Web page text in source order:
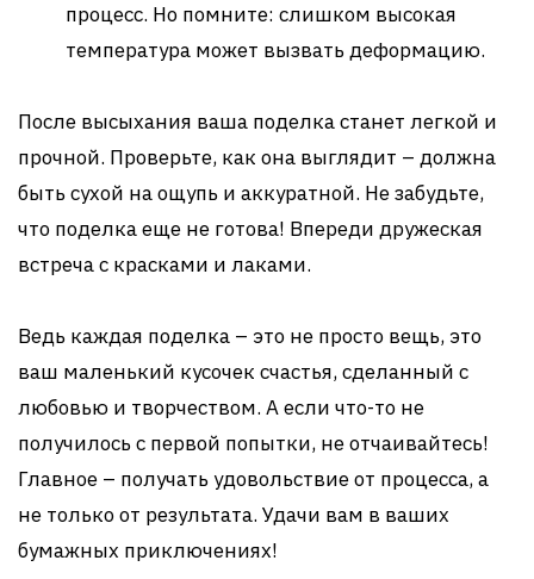
процесс. Но помните: слишком высокая
температура может вызвать деформацию.
После высыхания ваша поделка станет легкой и
прочной. Проверьте, как она выглядит – должна
быть сухой на ощупь и аккуратной. Не забудьте,
что поделка еще не готова! Впереди дружеская
встреча с красками и лаками.
Ведь каждая поделка – это не просто вещь, это
ваш маленький кусочек счастья, сделанный с
любовью и творчеством. А если что-то не
получилось с первой попытки, не отчаивайтесь!
Главное – получать удовольствие от процесса, а
не только от результата. Удачи вам в ваших
бумажных приключениях!